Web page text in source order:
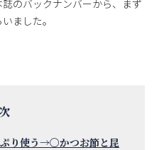
のバックナンバーから、まず
ました。
り使う→〇かつお節と昆